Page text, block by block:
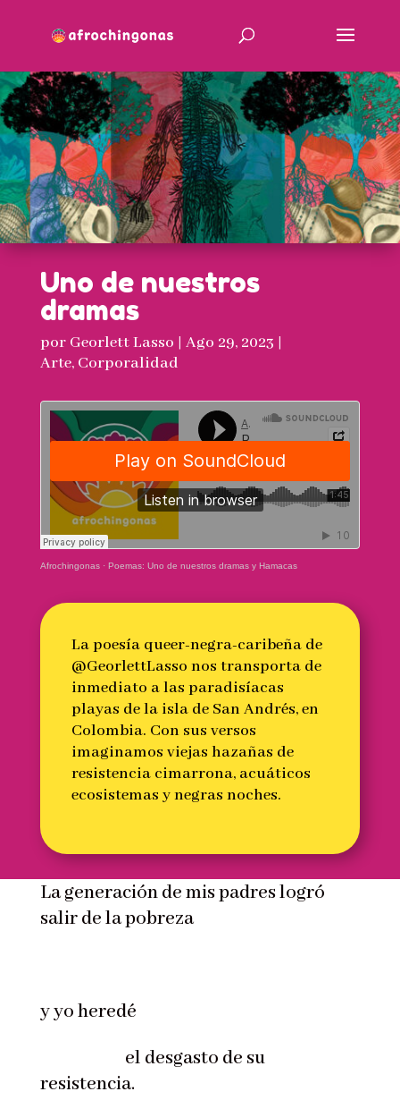
Uno de nuestros
dramas
por Georlett Lasso | Ago 29, 2023 |
Arte, Corporalidad
Afrochingonas· Poemas: Uno de nuestros dramas y Hamacas
La poesía queer-negra-caribeña de
@GeorlettLasso nos transporta de
inmediato a las paradisíacas
playas de la isla de San Andrés, en
Colombia. Con sus versos
imaginamos viejas hazañas de
resistencia cimarrona, acuáticos
ecosistemas y negras noches.
La generación de mis padres logró
salir de la pobreza
y yo heredé
el desgasto de su
resistencia.